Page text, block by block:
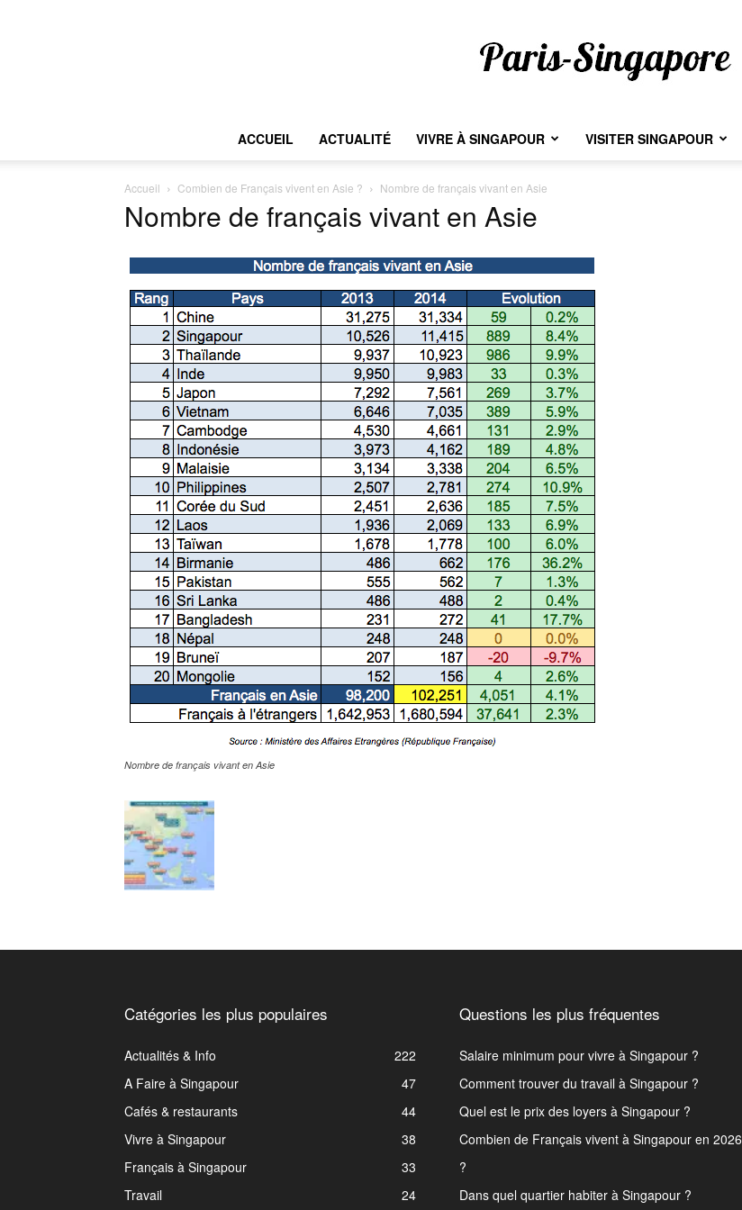
Paris-
ACCUEIL ACTUALITÉ VIVRE À SINGAPOUR VISITER SINGAPOUR
Accueil Combien de Français vivent en Asie ? Nombre de français vivant en Asie
Nombre de français vivant en Asie
Nombre de français vivant en Asie
Catégories les plus populaires
Actualités & Info
222
A Faire à Singapour
47
Cafés & restaurants
44
Vivre à Singapour
38
Français à Singapour
33
Travail
24
Questions les plus fréquentes
Salaire minimum pour vivre à Singapour ?
Comment trouver du travail à Singapour ?
Quel est le prix des loyers à Singapour ?
Combien de Français vivent à Singapour en 2026
?
Dans quel quartier habiter à Singapour ?